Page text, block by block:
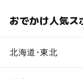
おでかけ人気ス
北海道･東北